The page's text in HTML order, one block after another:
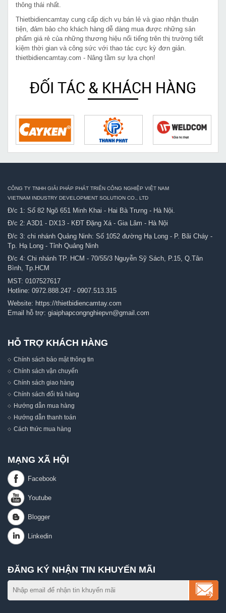
thông thái nhất.
Thietbidiencamtay cung cấp dịch vụ bán lẻ và giao nhận thuận
tiện, đảm bảo cho khách hàng dễ dàng mua được những sản
phẩm giá rẻ của những thương hiệu nổi tiếng trên thị trường tiết
kiệm thời gian và công sức với thao tác cực kỳ đơn giản.
thietbidiencamtay.com - Nâng tầm sự lựa chọn!
ĐỐI TÁC & KHÁCH HÀNG
CÔNG TY TNHH GIẢI PHÁP PHÁT TRIỂN CÔNG NGHIỆP VIỆT NAM
VIETNAM INDUSTRY DEVELOPMENT SOLUTION CO., LTD
Đ/c 1: Số 82 Ngõ 651 Minh Khai - Hai Bà Trưng - Hà Nội.
Đ/c 2: A3D1 - DX13 - KĐT Đặng Xá - Gia Lâm - Hà Nội
Đ/c 3: chi nhánh Quảng Ninh: Số 1052 đường Hạ Long - P. Bãi Cháy -
Tp. Hạ Long - Tỉnh Quảng Ninh
Đ/c 4: Chi nhánh TP. HCM - 70/55/3 Nguyễn Sỹ Sách, P.15, Q.Tân
Bình, Tp.HCM
MST: 0107527617
Hotline: 0972.888.247 - 0907.513.315
Website: https://thietbidiencamtay.com
Email hỗ trợ: giaiphapcongnghiepvn@gmail.com
HỖ TRỢ KHÁCH HÀNG
Chính sách bảo mật thông tin
Chính sách vận chuyển
Chính sách giao hàng
Chính sách đổi trả hàng
Hướng dẫn mua hàng
Hướng dẫn thanh toán
Cách thức mua hàng
MẠNG XÃ HỘI
ĐĂNG KÝ NHẬN TIN KHUYẾN MÃI